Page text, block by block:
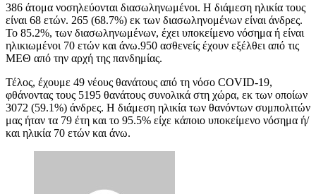
386 άτομα νοσηλεύονται διασωληνωμένοι. Η διάμεση ηλικία τους
είναι 68 ετών. 265 (68.7%) εκ των διασωληνομένων είναι άνδρες.
To 85.2%, των διασωληνωμένων, έχει υποκείμενο νόσημα ή είναι
ηλικιωμένοι 70 ετών και άνω.950 ασθενείς έχουν εξέλθει από τις
ΜΕΘ από την αρχή της πανδημίας.
Τέλος, έχουμε 49 νέους θανάτους από τη νόσο COVID-19,
φθάνοντας τους 5195 θανάτους συνολικά στη χώρα, εκ των οποίων
3072 (59.1%) άνδρες. Η διάμεση ηλικία των θανόντων συμπολιτών
μας ήταν τα 79 έτη και το 95.5% είχε κάποιο υποκείμενο νόσημα ή/
και ηλικία 70 ετών και άνω.